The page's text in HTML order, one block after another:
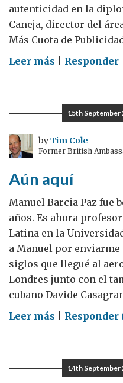
autenticidad en la
Caneja, director del
Más Cuota de
Leer más on
auténtico
un
diplomático?
Responder
15th September
byTim Cole
Former British
Aún aquí
Manuel Barcia Paz fue
años. Es ahora
Latina en la
a Manuel por enviarme
siglos que llegué al
Londres junto con el
cubano Davide
Leer más onResponder
14th September